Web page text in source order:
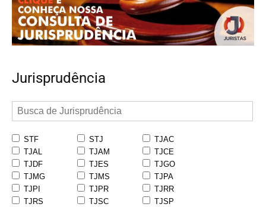
Jurisprudência
STF STJ
TJAC
TJAL
TJAM
TJCE
TJDF
TJES
TJGO
TJMG
TJMS
TJPA
TJPI
TJPR
TJRR
TJRS
TJSC
TJSP